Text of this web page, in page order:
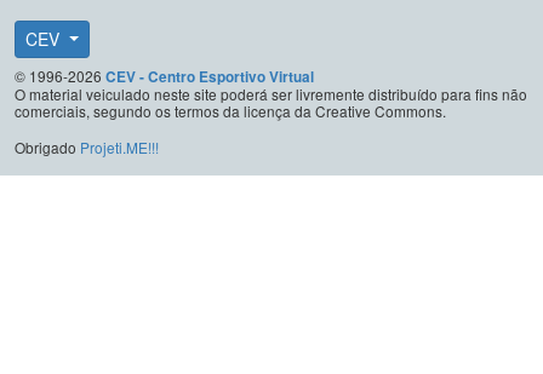
CEV
© 1996-2026 CEV - Centro Esportivo Virtual
O material veiculado neste site poderá ser livremente distribuído para fins não
comerciais, segundo os termos da licença da Creative Commons.
Obrigado Projeti.ME!!!